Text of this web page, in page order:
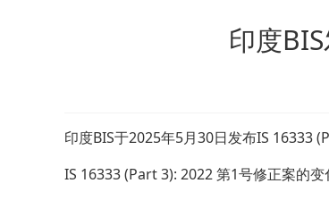
印度
印度BIS于2025年5月30日发布IS 16333
IS 16333 (Part 3): 2022 第1号修正案的变